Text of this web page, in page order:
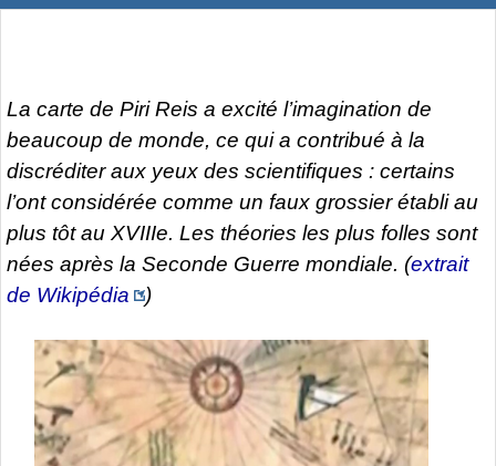
La carte de Piri Reis a excité l’imagination de
beaucoup de monde, ce qui a contribué à la
discréditer aux yeux des scientifiques : certains
l’ont considérée comme un faux grossier établi au
plus tôt au XVIIIe. Les théories les plus folles sont
nées après la Seconde Guerre mondiale. (extrait
de Wikipédia
)